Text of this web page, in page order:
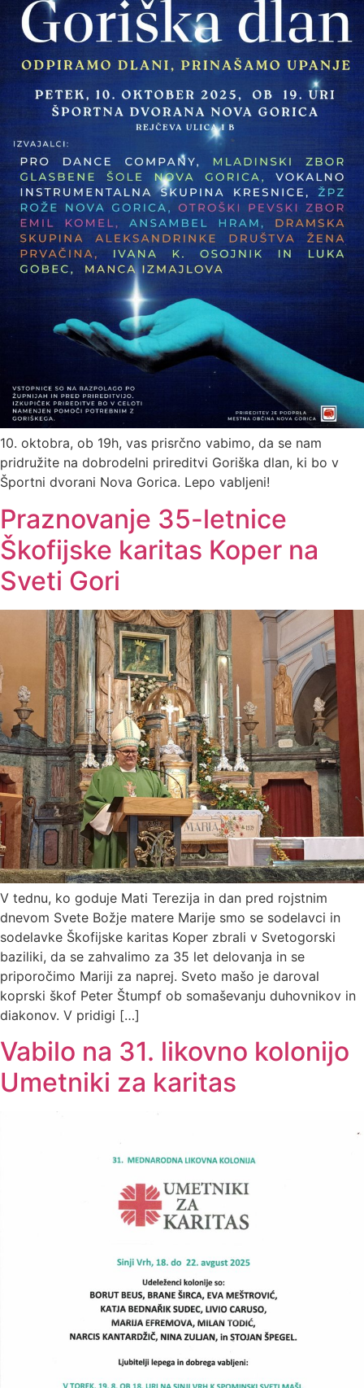
10. oktobra, ob 19h, vas prisrčno vabimo, da se nam
pridružite na dobrodelni prireditvi Goriška dlan, ki bo v
Športni dvorani Nova Gorica. Lepo vabljeni!
Praznovanje 35-letnice
Škofijske karitas Koper na
Sveti Gori
V tednu, ko goduje Mati Terezija in dan pred rojstnim
dnevom Svete Božje matere Marije smo se sodelavci in
sodelavke Škofijske karitas Koper zbrali v Svetogorski
baziliki, da se zahvalimo za 35 let delovanja in se
priporočimo Mariji za naprej. Sveto mašo je daroval
koprski škof Peter Štumpf ob somaševanju duhovnikov in
diakonov. V pridigi […]
Vabilo na 31. likovno kolonijo
Umetniki za karitas